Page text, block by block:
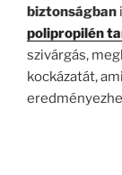
biztonságban
polipropilén
szivárgás,
kockázatát,